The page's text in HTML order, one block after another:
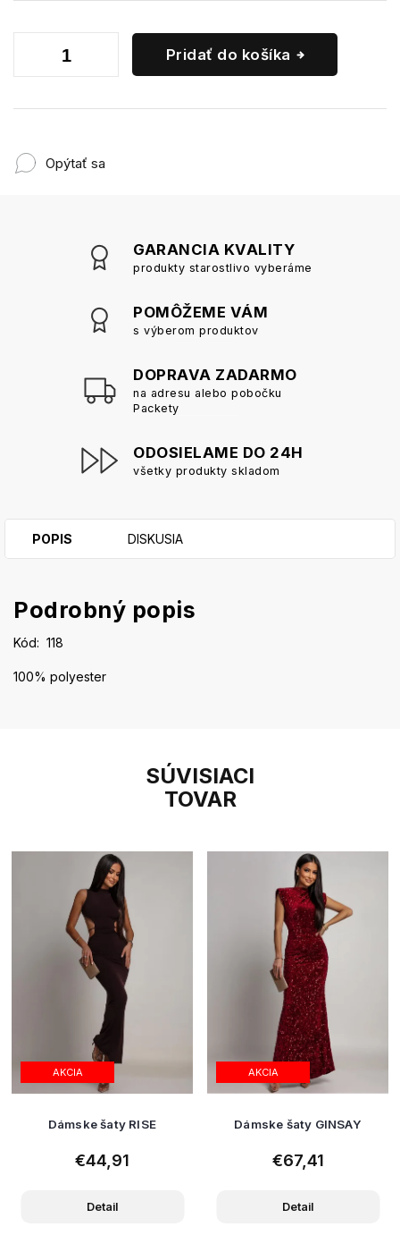
Pridať do košíka
Opýtať sa
GARANCIA KVALITY
produkty starostlivo vyberáme
POMÔŽEME VÁM
s výberom produktov
DOPRAVA ZADARMO
na adresu alebo pobočku
Packety
ODOSIELAME DO 24H
všetky produkty skladom
SÚVISIACI
TOVAR
AKCIA
Dámske šaty RISE
€44,91
Detail
AKCIA
Dámske šaty GINSAY
€67,41
Detail
POPIS DISKUSIA
Podrobný popis
Kód: 118
100% polyester